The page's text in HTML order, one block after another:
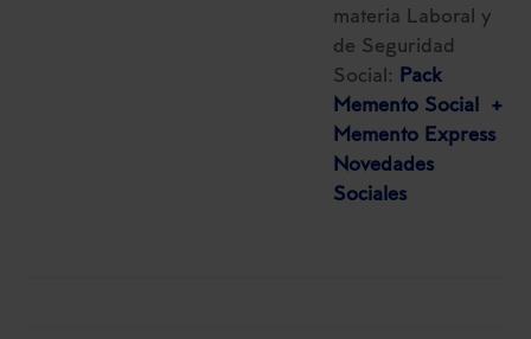
materia Laboral y
de Seguridad
Social: Pack
Memento Social +
Memento Express
Novedades
Sociales